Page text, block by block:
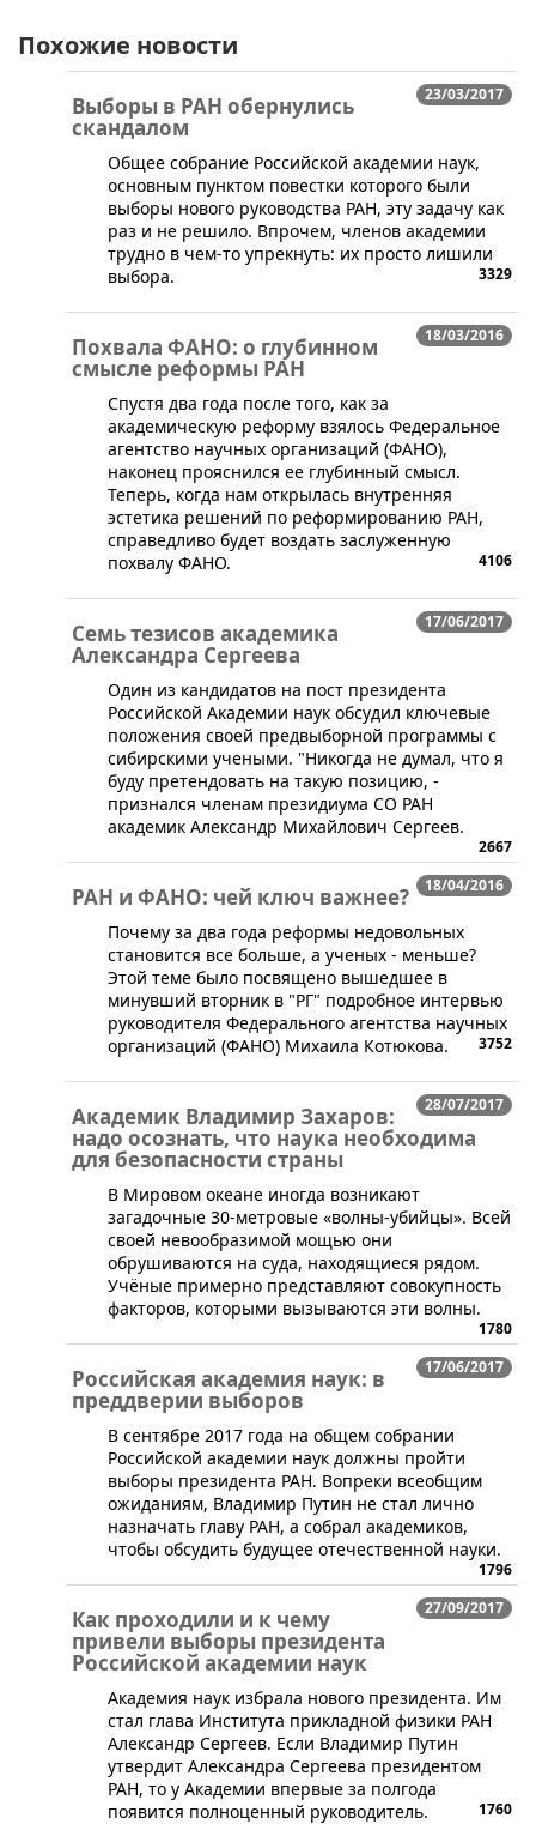
Похожие новости
23/03/2017
Выборы в РАН обернулись
скандалом
Общее собрание Российской академии наук,
основным пунктом повестки которого были
выборы нового руководства РАН, эту задачу как
раз и не решило. Впрочем, членов академии
трудно в чем-то упрекнуть: их просто лишили
выбора.
3329
18/03/2016
Похвала ФАНО: о глубинном
смысле реформы РАН
Спустя два года после того, как за
академическую реформу взялось Федеральное
агентство научных организаций (ФАНО),
наконец прояснился ее глубинный смысл.
Теперь, когда нам открылась внутренняя
эстетика решений по реформированию РАН,
справедливо будет воздать заслуженную
похвалу ФАНО.
4106
17/06/2017
Семь тезисов академика
Александра Сергеева
​Один из кандидатов на пост президента
Российской Академии наук обсудил ключевые
положения своей предвыборной программы с
сибирскими учеными. "Никогда не думал, что я
буду претендовать на такую позицию, -
признался членам президиума СО РАН
академик Александр Михайлович Сергеев.
2667
18/04/2016
РАН и ФАНО: чей ключ важнее?
​Почему за два года реформы недовольных
становится все больше, а ученых - меньше?
Этой теме было посвящено вышедшее в
минувший вторник в "РГ" подробное интервью
руководителя Федерального агентства научных
организаций (ФАНО) Михаила Котюкова.
3752
28/07/2017
Академик Владимир Захаров:
надо осознать, что наука необходима
для безопасности страны
​​В Мировом океане иногда возникают
загадочные 30-метровые «волны-убийцы». Всей
своей невообразимой мощью они
обрушиваются на суда, находящиеся рядом.
Учёные примерно представляют совокупность
факторов, которыми вызываются эти волны.
1780
17/06/2017
Российская академия наук: в
преддверии выборов
В сентябре 2017 года на общем собрании
Российской академии наук должны пройти
выборы президента РАН. Вопреки всеобщим
ожиданиям, Владимир Путин не стал лично
назначать главу РАН, а собрал академиков,
чтобы обсудить будущее отечественной науки.
1796
27/09/2017
Как проходили и к чему
привели выборы президента
Российской академии наук
Академия наук избрала нового президента. Им
стал глава Института прикладной физики РАН
Александр Сергеев. Если Владимир Путин
утвердит Александра Сергеева президентом
РАН, то у Академии впервые за полгода
появится полноценный руководитель.
1760